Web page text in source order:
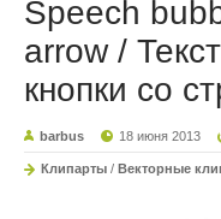
Speech
arrow /
кнопки со
barbus 18 июня 2013
Клипарты / Векторные